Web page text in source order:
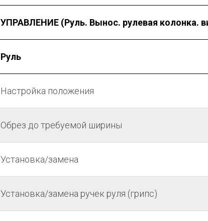
УПРАВЛЕНИЕ (Руль. Вынос. рулевая колонка.
Руль
Настройка положения
Обрез до требуемой ширины
Установка/замена
Установка/замена ручек руля (грипс)